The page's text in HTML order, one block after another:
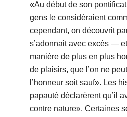
«Au début de son
gens le considéraient
cependant, on découvrit
s’adonnait avec excès —
manière de plus en plus
de plaisirs, que l’on ne
l’honneur soit sauf». Les
papauté déclarèrent qu’il
contre nature». Certaines